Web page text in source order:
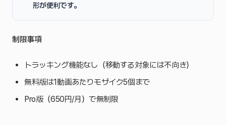
形が便利です。
制限事項
トラッキング機能なし（移動する対象には不向き）
無料版は1動画あたりモザイク5個まで
Pro版（650円/月）で無制限